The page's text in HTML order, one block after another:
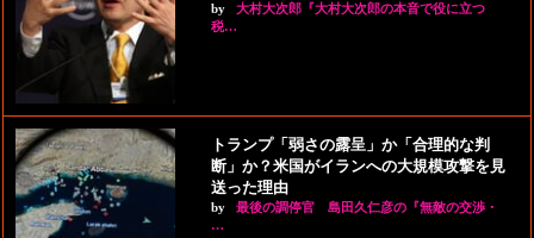
by
大村大次郎『大村大次郎の本音で役に立つ
税…
トランプ「弱さの露呈」か「合理的な判
断」か？米国がイランへの大規模攻撃を見
送った理由
by
最後の調停官 島田久仁彦の『無敵の交渉・
…